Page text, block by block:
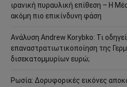
ιρανική πυραυλική επίθεση – Η
ακόμη πιο επικίνδυνη φάση
Ανάλυση Andrew Korybko: Τι
επαναστρατιωτικοποίηση της
δισεκατομμυρίων ευρώ;
Ρωσία: Δορυφορικές εικόνες